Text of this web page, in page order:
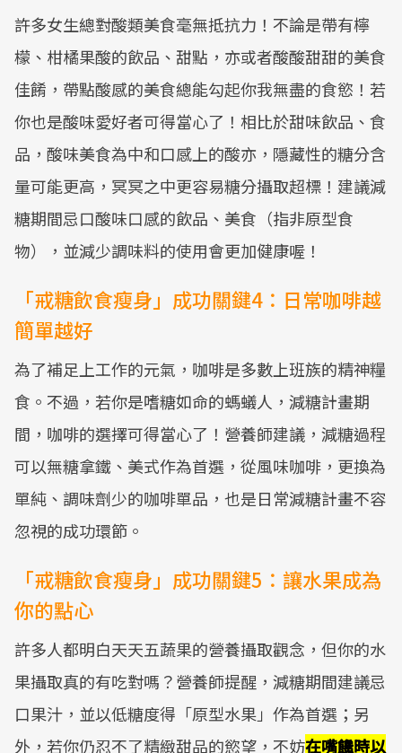
許多女生總對酸類美食毫無抵抗力！不論是帶有檸
檬、柑橘果酸的飲品、甜點，亦或者酸酸甜甜的美食
佳餚，帶點酸感的美食總能勾起你我無盡的食慾！若
你也是酸味愛好者可得當心了！相比於甜味飲品、食
品，酸味美食為中和口感上的酸亦，隱藏性的糖分含
量可能更高，冥冥之中更容易糖分攝取超標！建議減
糖期間忌口酸味口感的飲品、美食（指非原型食
物），並減少調味料的使用會更加健康喔！
「戒糖飲食瘦身」成功關鍵4：日常咖啡越
簡單越好
為了補足上工作的元氣，咖啡是多數上班族的精神糧
食。不過，若你是嗜糖如命的螞蟻人，減糖計畫期
間，咖啡的選擇可得當心了！營養師建議，減糖過程
可以無糖拿鐵、美式作為首選，從風味咖啡，更換為
單純、調味劑少的咖啡單品，也是日常減糖計畫不容
忽視的成功環節。
「戒糖飲食瘦身」成功關鍵5：讓水果成為
你的點心
許多人都明白天天五蔬果的營養攝取觀念，但你的水
果攝取真的有吃對嗎？營養師提醒，減糖期間建議忌
口果汁，並以低糖度得「原型水果」作為首選；另
外，若你仍忍不了精緻甜品的慾望，不妨在嘴饞時以